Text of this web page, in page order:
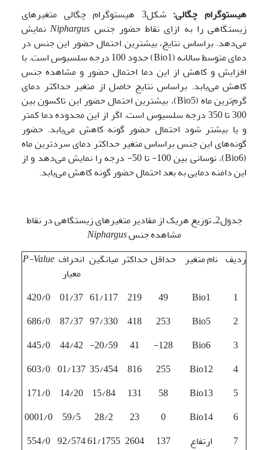
هیستوگرام چگالی:
شکل3 هیستوگرام چگالی متغیرهای
زیستگاهی را به ازای نقاط حضور جنس Niphargusنمایش
می‌دهد. براساس نتایج، بیشترین احتمال حضور این جنس در
دمای متوسط سالانه (Bio1) حدود 100 درجه سلسیوس است. با
افزایش و کاهش از این دما احتمال حضور و مشاهده جنس
کاهش می‌یابد. براساس نتایج حاصل از متغیر حداکثر دمای
گرم‌ترین ماه (Bio5)، بیشترین احتمال حضور این تاکسون بین
300 تا 350 درجه سلسیوس است. اگر از این محدوده دما کمتر
و یا بیشتر شود احتمال حضور گونه کاهش می‌یابد. حضور
گونه‌های این جنس براساس متغیر حداکثر دمای سردترین ماه
(Bio6)، نوسانی بین 100- تا 50- درجه را نمایش می‌دهد و از
این دامنه دمایی به بعد احتمال حضور گونه کاهش می‌یابد.
جدول2ـ توزیع هریک از مقادیر متغیرهای زیستگاهی در نقاط
مشاهده جنسNiphargus
ردیف نام متغیر حداقلحداکثر میانگین انحراف
معیار
P-Value
1
Bio1
49
219
61/117
01/37
420/0
2
Bio5
253
418
97/330
87/37
686/0
3
Bio6
128-
41
20/59-
44/42
445/0
4
Bio12
255
816
35/454
01/137
603/0
5
Bio13
58
131
15/84
14/20
171/0
6
Bio14
0
23
28/2
59/5
0001/0
7
ارتفاع
137
2604
61/1755
92/574
554/0